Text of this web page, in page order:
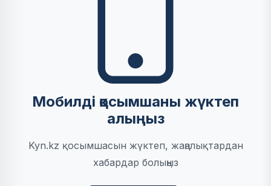
Мобилді қосымшаны жүктеп
алыңыз
Kyn.kz қосымшасын жүктеп, жаңалықтардан
хабардар болыңыз